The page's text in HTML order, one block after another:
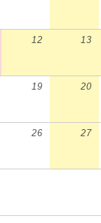
12 13
19 20
26 27